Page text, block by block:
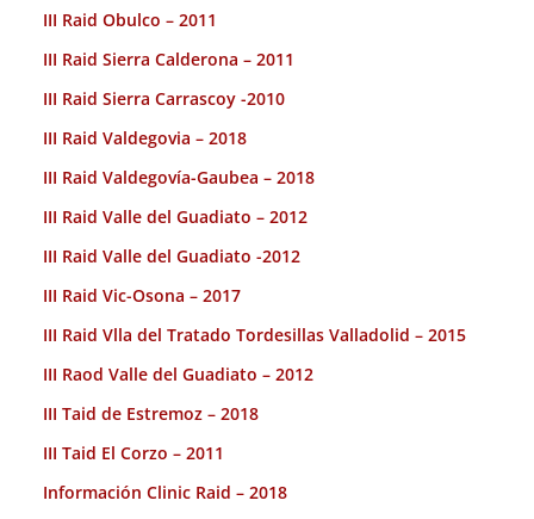
III Raid Obulco – 2011
III Raid Sierra Calderona – 2011
III Raid Sierra Carrascoy -2010
III Raid Valdegovia – 2018
III Raid Valdegovía-Gaubea – 2018
III Raid Valle del Guadiato – 2012
III Raid Valle del Guadiato -2012
III Raid Vic-Osona – 2017
III Raid Vlla del Tratado Tordesillas Valladolid – 2015
III Raod Valle del Guadiato – 2012
III Taid de Estremoz – 2018
III Taid El Corzo – 2011
Información Clinic Raid – 2018